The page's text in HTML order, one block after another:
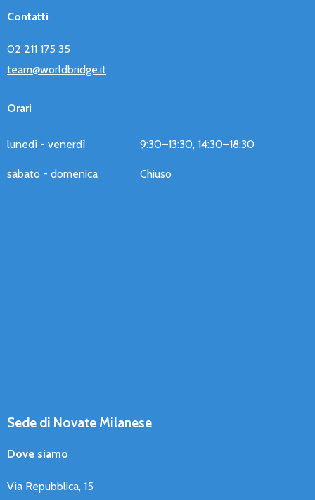
Contatti
02 211 175 35
team@worldbridge.it
Orari
lunedì - venerdì 9:30–13:30, 14:30–18:30
sabato - domenica Chiuso
Sede di Novate Milanese
Dove siamo
Via Repubblica, 15